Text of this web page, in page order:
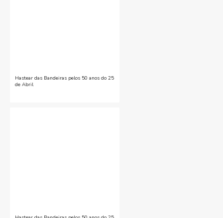
Hastear das Bandeiras pelos 50 anos do 25
de Abril